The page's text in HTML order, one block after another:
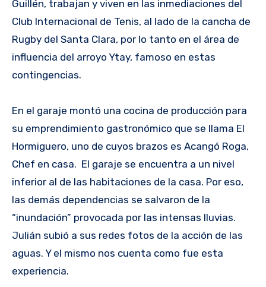
Guillén, trabajan y viven en las inmediaciones del
Club Internacional de Tenis, al lado de la cancha de
Rugby del Santa Clara, por lo tanto en el área de
influencia del arroyo Ytay, famoso en estas
contingencias.
En el garaje montó una cocina de producción para
su emprendimiento gastronómico que se llama El
Hormiguero, uno de cuyos brazos es Acangó Roga,
Chef en casa. El garaje se encuentra a un nivel
inferior al de las habitaciones de la casa. Por eso,
las demás dependencias se salvaron de la
“inundación” provocada por las intensas lluvias.
Julián subió a sus redes fotos de la acción de las
aguas. Y el mismo nos cuenta como fue esta
experiencia.